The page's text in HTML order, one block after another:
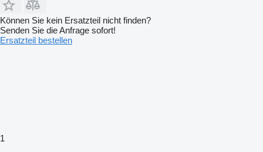
Können Sie kein Ersatzteil nicht finden?
Senden Sie die Anfrage sofort!
Ersatzteil bestellen
1